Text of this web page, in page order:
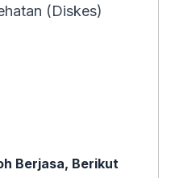
(Diskes)
Berjasa, Berikut